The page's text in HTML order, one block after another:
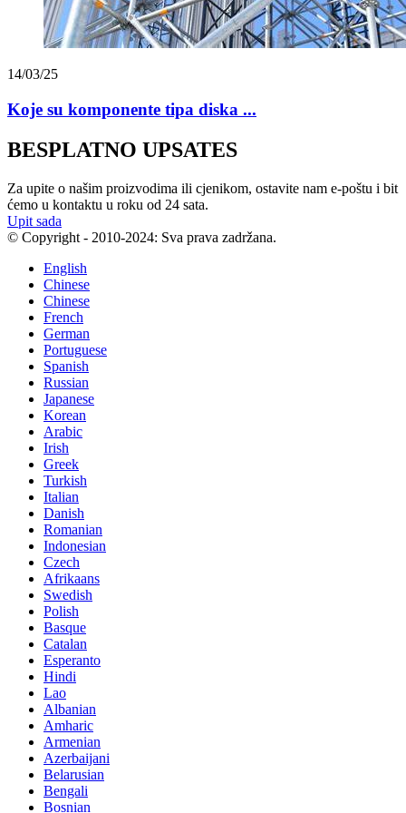
14/03/25
Koje su komponente tipa diska ...
BESPLATNO UPSATES
Za upite o našim proizvodima ili cjenikom, ostavite nam e-poštu i bit
ćemo u kontaktu u roku od 24 sata.
Upit sada
© Copyright - 2010-2024: Sva prava zadržana.
English
Chinese
Chinese
French
German
Portuguese
Spanish
Russian
Japanese
Korean
Arabic
Irish
Greek
Turkish
Italian
Danish
Romanian
Indonesian
Czech
Afrikaans
Swedish
Polish
Basque
Catalan
Esperanto
Hindi
Lao
Albanian
Amharic
Armenian
Azerbaijani
Belarusian
Bengali
Bosnian